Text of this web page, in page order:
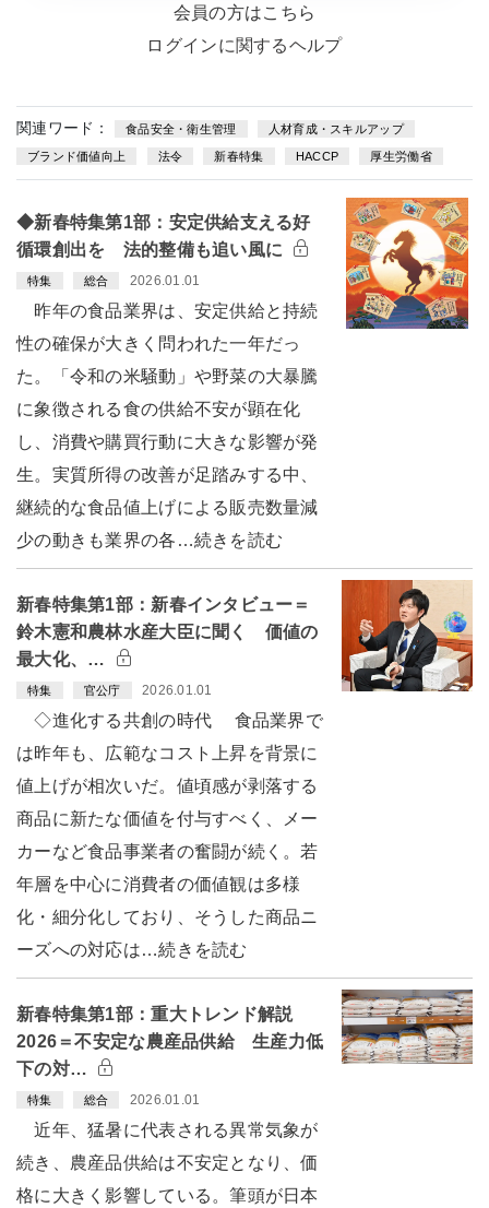
会員の方はこちら
ログインに関するヘルプ
関連ワード： 食品安全・衛生管理 人材育成・スキルアップ
ブランド価値向上 法令 新春特集 HACCP 厚生労働省
◆新春特集第1部：安定供給支える好
循環創出を 法的整備も追い風に
特集 総合 2026.01.01
昨年の食品業界は、安定供給と持続
性の確保が大きく問われた一年だっ
た。「令和の米騒動」や野菜の大暴騰
に象徴される食の供給不安が顕在化
し、消費や購買行動に大きな影響が発
生。実質所得の改善が足踏みする中、
継続的な食品値上げによる販売数量減
少の動きも業界の各…続きを読む
新春特集第1部：新春インタビュー＝
鈴木憲和農林水産大臣に聞く 価値の
最大化、…
特集 官公庁 2026.01.01
◇進化する共創の時代 食品業界で
は昨年も、広範なコスト上昇を背景に
値上げが相次いだ。値頃感が剥落する
商品に新たな価値を付与すべく、メー
カーなど食品事業者の奮闘が続く。若
年層を中心に消費者の価値観は多様
化・細分化しており、そうした商品ニ
ーズへの対応は…続きを読む
新春特集第1部：重大トレンド解説
2026＝不安定な農産品供給 生産力低
下の対…
特集 総合 2026.01.01
近年、猛暑に代表される異常気象が
続き、農産品供給は不安定となり、価
格に大きく影響している。筆頭が日本